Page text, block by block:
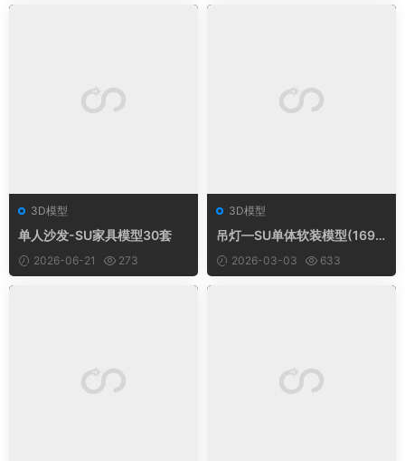
3D模型
单人沙发-SU家具模型30套
2026-06-21 273
3D模型
吊灯—SU单体软装模型(169
套)2026-03-03 633